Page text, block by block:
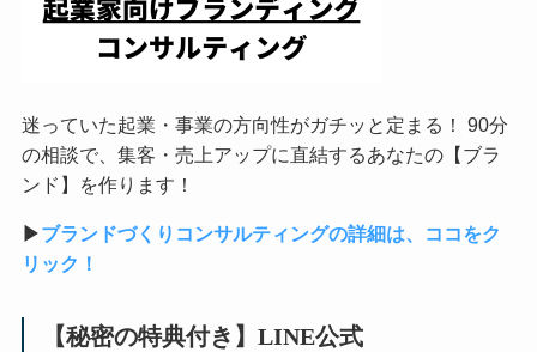
迷っていた起業・事業の方向性がガチッと定まる！ 90分
の相談で、集客・売上アップに直結するあなたの【ブラ
ンド】を作ります！
▶︎ブランドづくりコンサルティングの詳細は、ココをク
リック！
【秘密の特典付き】LINE公式